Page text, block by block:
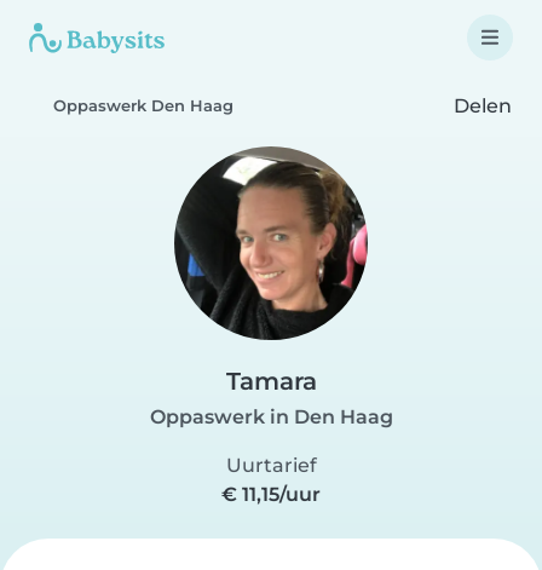
Oppaswerk Den Haag Delen
Tamara
Oppaswerk in Den Haag
Uurtarief
€ 11,15/uur